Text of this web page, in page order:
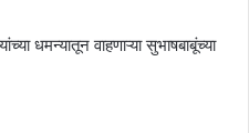
धमन्यातून वाहणाऱ्या सुभाषबाबूंच्या